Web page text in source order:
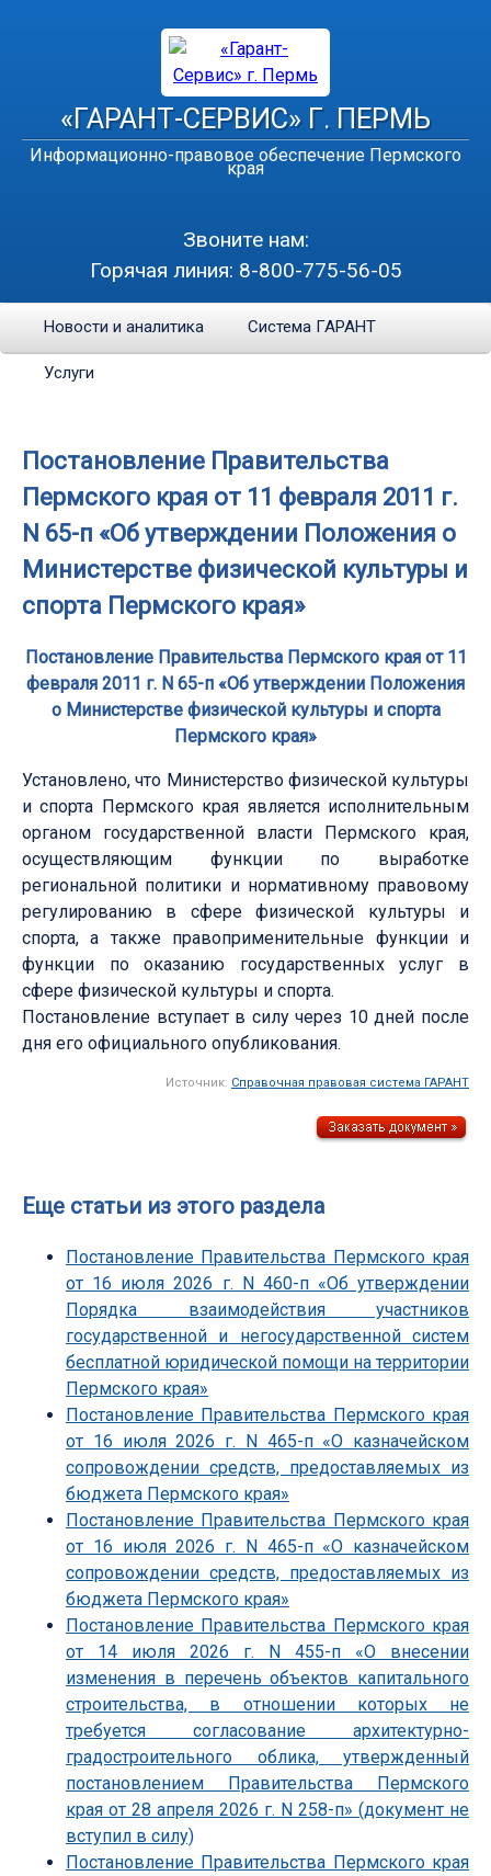
«ГАРАНТ-СЕРВИС» Г. ПЕРМЬ
Информационно-правовое обеспечение Пермского
края
Звоните нам:
Горячая линия: 8-800-775-56-05
Новости и аналитика Система ГАРАНТ
Услуги
Постановление Правительства
Пермского края от 11 февраля 2011 г.
N 65-п «Об утверждении Положения о
Министерстве физической культуры и
спорта Пермского края»
Постановление Правительства Пермского края от 11
февраля 2011 г. N 65-п «Об утверждении Положения
о Министерстве физической культуры и спорта
Пермского края»
Установлено, что Министерство физической культуры
и спорта Пермского края является исполнительным
органом государственной власти Пермского края,
осуществляющим функции по выработке
региональной политики и нормативному правовому
регулированию в сфере физической культуры и
спорта, а также правоприменительные функции и
функции по оказанию государственных услуг в
сфере физической культуры и спорта.
Постановление вступает в силу через 10 дней после
дня его официального опубликования.
Источник: Справочная правовая система ГАРАНТ
Еще статьи из этого раздела
Постановление Правительства Пермского края
от 16 июля 2026 г. N 460-п «Об утверждении
Порядка взаимодействия участников
государственной и негосударственной систем
бесплатной юридической помощи на территории
Пермского края»
Постановление Правительства Пермского края
от 16 июля 2026 г. N 465-п «О казначейском
сопровождении средств, предоставляемых из
бюджета Пермского края»
Постановление Правительства Пермского края
от 16 июля 2026 г. N 465-п «О казначейском
сопровождении средств, предоставляемых из
бюджета Пермского края»
Постановление Правительства Пермского края
от 14 июля 2026 г. N 455-п «О внесении
изменения в перечень объектов капитального
строительства, в отношении которых не
требуется согласование архитектурно-
градостроительного облика, утвержденный
постановлением Правительства Пермского
края от 28 апреля 2026 г. N 258-п» (документ не
вступил в силу)
Постановление Правительства Пермского края